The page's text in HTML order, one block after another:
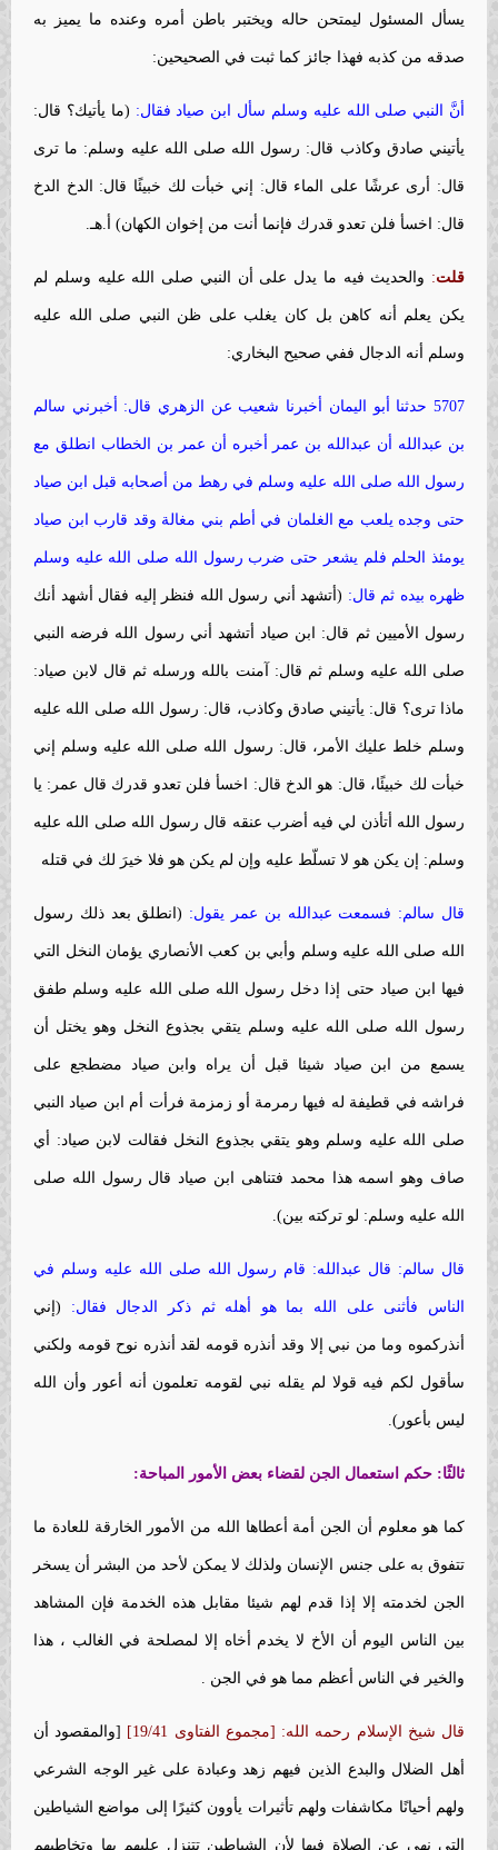
يسأل المسئول ليمتحن حاله ويختبر باطن أمره وعنده ما يميز به
صدقه من كذبه فهذا جائز كما ثبت في الصحيحين:
أنَّ النبي صلى الله عليه وسلم سأل ابن صياد فقال: (ما يأتيك؟ قال:
يأتيني صادق وكاذب قال: رسول الله صلى الله عليه وسلم: ما ترى
قال: أرى عرشًا على الماء قال: إني خبأت لك خبيئًا قال: الدخ الدخ
قال: اخسأ فلن تعدو قدرك فإنما أنت من إخوان الكهان) أ.هـ.
قلت: والحديث فيه ما يدل على أن النبي صلى الله عليه وسلم لم
يكن يعلم أنه كاهن بل كان يغلب على ظن النبي صلى الله عليه
وسلم أنه الدجال ففي صحيح البخاري:
5707 حدثنا أبو اليمان أخبرنا شعيب عن الزهري قال: أخبرني سالم
بن عبدالله أن عبدالله بن عمر أخبره أن عمر بن الخطاب انطلق مع
رسول الله صلى الله عليه وسلم في رهط من أصحابه قبل ابن صياد
حتى وجده يلعب مع الغلمان في أطم بني مغالة وقد قارب ابن صياد
يومئذ الحلم فلم يشعر حتى ضرب رسول الله صلى الله عليه وسلم
ظهره بيده ثم قال: (أتشهد أني رسول الله فنظر إليه فقال أشهد أنك
رسول الأميين ثم قال: ابن صياد أتشهد أني رسول الله فرضه النبي
صلى الله عليه وسلم ثم قال: آمنت بالله ورسله ثم قال لابن صياد:
ماذا ترى؟ قال: يأتيني صادق وكاذب، قال: رسول الله صلى الله عليه
وسلم خلط عليك الأمر، قال: رسول الله صلى الله عليه وسلم إني
خبأت لك خبيئًا، قال: هو الدخ قال: اخسأ فلن تعدو قدرك قال عمر: يا
رسول الله أتأذن لي فيه أضرب عنقه قال رسول الله صلى الله عليه
وسلم: إن يكن هو لا تسلّط عليه وإن لم يكن هو فلا خيرَ لك في قتله
قال سالم: فسمعت عبدالله بن عمر يقول: (انطلق بعد ذلك رسول
الله صلى الله عليه وسلم وأبي بن كعب الأنصاري يؤمان النخل التي
فيها ابن صياد حتى إذا دخل رسول الله صلى الله عليه وسلم طفق
رسول الله صلى الله عليه وسلم يتقي بجذوع النخل وهو يختل أن
يسمع من ابن صياد شيئا قبل أن يراه وابن صياد مضطجع على
فراشه في قطيفة له فيها رمرمة أو زمزمة فرأت أم ابن صياد النبي
صلى الله عليه وسلم وهو يتقي بجذوع النخل فقالت لابن صياد: أي
صاف وهو اسمه هذا محمد فتناهى ابن صياد قال رسول الله صلى
الله عليه وسلم: لو تركته بين).
قال سالم: قال عبدالله: قام رسول الله صلى الله عليه وسلم في
الناس فأثنى على الله بما هو أهله ثم ذكر الدجال فقال: (إني
أنذركموه وما من نبي إلا وقد أنذره قومه لقد أنذره نوح قومه ولكني
سأقول لكم فيه قولا لم يقله نبي لقومه تعلمون أنه أعور وأن الله
ليس بأعور).
ثالثًا: حكم استعمال الجن لقضاء بعض الأمور المباحة:
كما هو معلوم أن الجن أمة أعطاها الله من الأمور الخارقة للعادة ما
تتفوق به على جنس الإنسان ولذلك لا يمكن لأحد من البشر أن يسخر
الجن لخدمته إلا إذا قدم لهم شيئا مقابل هذه الخدمة فإن المشاهد
بين الناس اليوم أن الأخ لا يخدم أخاه إلا لمصلحة في الغالب ، هذا
والخير في الناس أعظم مما هو في الجن .
قال شيخ الإسلام رحمه الله: [مجموع الفتاوى 19/41] [والمقصود أن
أهل الضلال والبدع الذين فيهم زهد وعبادة على غير الوجه الشرعي
ولهم أحيانًا مكاشفات ولهم تأثيرات يأوون كثيرًا إلى مواضع الشياطين
التي نهي عن الصلاة فيها لأن الشياطين تتنزل عليهم بها وتخاطبهم